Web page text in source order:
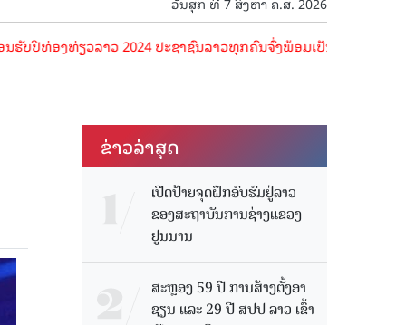
ທ່ອງທ່ຽວລາວ 2024 ປະຊາຊົນລາວທຸກຄົນຈົ່ງພ້ອມເປັນເຈົ້າພາບທີ່ດີ ຕ້ອ
ຂ່າວ​ລ່າ​ສຸດ
ເປີດປ້າຍຈຸດຝຶກອົບຮົມຢູ່ລາວ
ຂອງສະຖາບັນການຊ່າງແຂວງ
ຢູນນານ
ສະຫຼອງ 59 ປີ ການສ້າງຕັ້ງອາ
ຊຽນ ແລະ 29 ປີ ສປປ ລາວ ເຂົ້າ